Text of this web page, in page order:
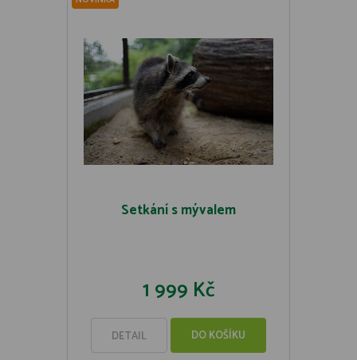
Setkání s mývalem
1 999 Kč
DETAIL DO KOŠÍKU